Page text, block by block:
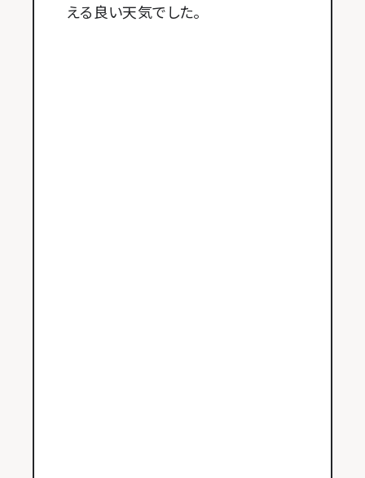
える良い天気でした。